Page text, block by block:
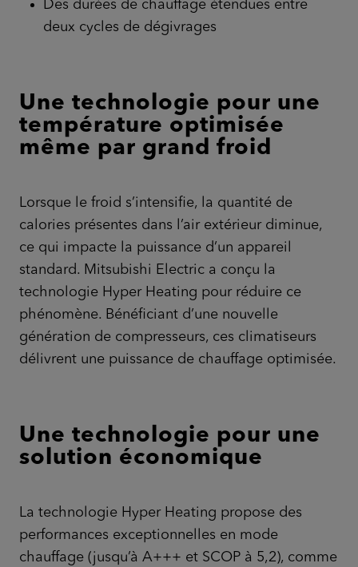
Des durées de chauffage étendues entre
deux cycles de dégivrages
Une technologie pour une
température optimisée
même par grand froid
Lorsque le froid s’intensifie, la quantité de
calories présentes dans l’air extérieur diminue,
ce qui impacte la puissance d’un appareil
standard. Mitsubishi Electric a conçu la
technologie Hyper Heating pour réduire ce
phénomène. Bénéficiant d’une nouvelle
génération de compresseurs, ces climatiseurs
délivrent une puissance de chauffage optimisée.
Une technologie pour une
solution économique
La technologie Hyper Heating propose des
performances exceptionnelles en mode
chauffage (jusqu’à A+++ et SCOP à 5,2), comme